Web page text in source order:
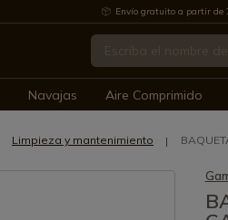
Envío gratuito a partir de
Navajas Aire Comprimido
Limpieza y mantenimiento